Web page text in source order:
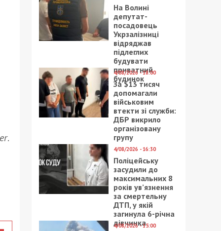
.
На Волині
депутат-
посадовець
Укрзалізниці
відряджав
підлеглих
будувати
приватний
будинок
4/08/2026 - 18:00
За $13 тисяч
допомагали
військовим
втекти зі служби:
ДБР викрило
організовану
групу
4/08/2026 - 16:30
Поліцейську
засудили до
максимальних 8
років ув’язнення
за смертельну
ДТП, у якій
загинула 6-річна
дівчинка
4/08/2026 - 15:00